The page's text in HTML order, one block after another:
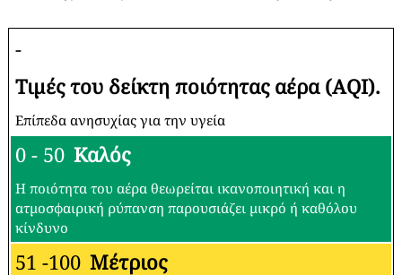
-
Τιμές του δείκτη ποιότητας αέρα (AQI).
Επίπεδα ανησυχίας για την υγεία
0 - 50 Καλός
Η ποιότητα του αέρα θεωρείται ικανοποιητική και η
ατμοσφαιρική ρύπανση παρουσιάζει μικρό ή καθόλου
κίνδυνο
51 -100 Μέτριος